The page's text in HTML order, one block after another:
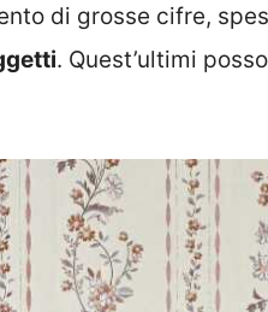
di grosse cifre,
. Quest’ultimi